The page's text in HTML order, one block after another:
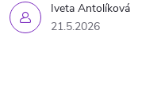
Iveta Antolíková
21.5.2026